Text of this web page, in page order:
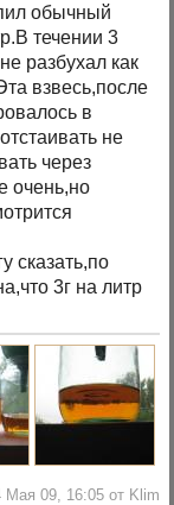
обычный
течении 3
разбухал как
взвесь,после
в
не
через
очень,но
сказать,по
3г на литр
Мая 09, 16:05 от Klim